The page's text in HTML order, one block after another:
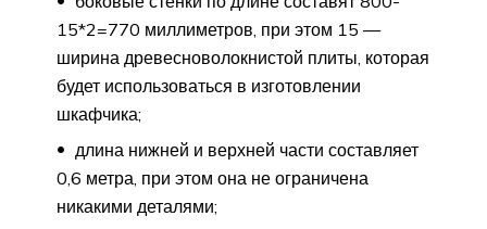
15*2=770 миллиметров, при этом 15 —
ширина древесноволокнистой плиты, которая
будет использоваться в изготовлении
шкафчика;
длина нижней и верхней части составляет
0,6 метра, при этом она не ограничена
никакими деталями;